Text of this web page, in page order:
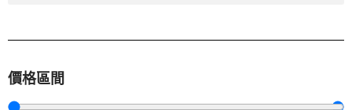
價格區間